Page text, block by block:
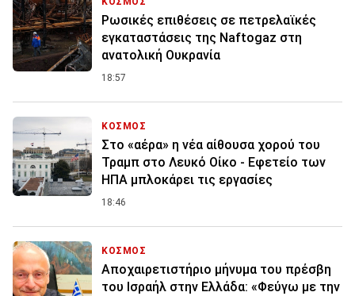
Ρωσικές επιθέσεις σε πετρελαϊκές
εγκαταστάσεις της Naftogaz στη
ανατολική Ουκρανία
18:57
ΚΟΣΜΟΣ
Στο «αέρα» η νέα αίθουσα χορού του
Τραμπ στο Λευκό Οίκο - Εφετείο των
ΗΠΑ μπλοκάρει τις εργασίες
18:46
ΚΟΣΜΟΣ
Αποχαιρετιστήριο μήνυμα του πρέσβη
του Ισραήλ στην Ελλάδα: «Φεύγω με την